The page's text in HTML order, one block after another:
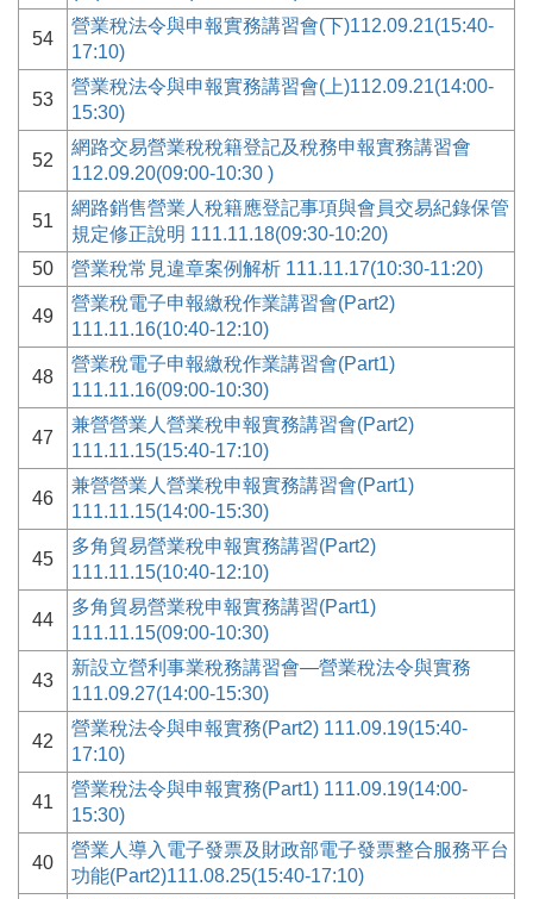
54
營業稅法令與申報實務講習會(下)112.09.21(15:40-
17:10)
53
營業稅法令與申報實務講習會(上)112.09.21(14:00-
15:30)
52
網路交易營業稅稅籍登記及稅務申報實務講習會
112.09.20(09:00-10:30 )
51
網路銷售營業人稅籍應登記事項與會員交易紀錄保管
規定修正說明 111.11.18(09:30-10:20)
50
營業稅常見違章案例解析 111.11.17(10:30-11:20)
49
營業稅電子申報繳稅作業講習會(Part2)
111.11.16(10:40-12:10)
48
營業稅電子申報繳稅作業講習會(Part1)
111.11.16(09:00-10:30)
47
兼營營業人營業稅申報實務講習會(Part2)
111.11.15(15:40-17:10)
46
兼營營業人營業稅申報實務講習會(Part1)
111.11.15(14:00-15:30)
45
多角貿易營業稅申報實務講習(Part2)
111.11.15(10:40-12:10)
44
多角貿易營業稅申報實務講習(Part1)
111.11.15(09:00-10:30)
43
新設立營利事業稅務講習會—營業稅法令與實務
111.09.27(14:00-15:30)
42
營業稅法令與申報實務(Part2) 111.09.19(15:40-
17:10)
41
營業稅法令與申報實務(Part1) 111.09.19(14:00-
15:30)
40
營業人導入電子發票及財政部電子發票整合服務平台
功能(Part2)111.08.25(15:40-17:10)